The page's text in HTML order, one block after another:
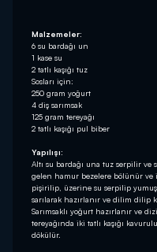
Malzemeler:
6 su bardağı un
1 kase su
2 tatlı kaşığı tuz
Sosları için:
250 gram yoğurt
4 diş sarımsak
125 gram tereyağı
2 tatlı kaşığı pul biber
Yapılışı:
Altı su bardağı una tuz serpilir ve
gelen hamur bezelere bölünür ve
pişirilip, üzerine su serpilip
sarılarak hazırlanır ve dilim dilip
Sarımsaklı yoğurt hazırlanır ve
tereyağında iki tatlı kaşığı
dökülür.